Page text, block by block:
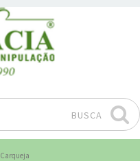
BUSCA
Carqueja